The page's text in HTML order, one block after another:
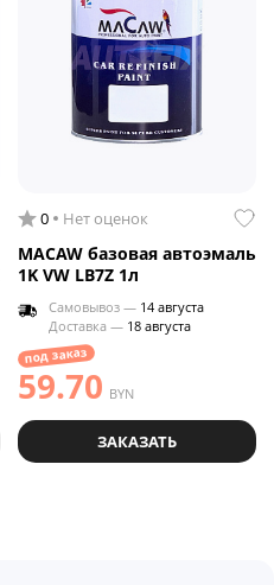
0 Нет оценок
MACAW базовая автоэмаль
1K VW LB7Z 1л
Самовывоз — 14 августа
Доставка — 18 августа
под заказ
59.70 BYN
ЗАКАЗАТЬ